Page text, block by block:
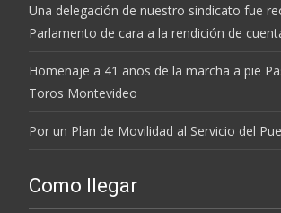
Una delegación de nuestro sindicato fue
Parlamento de cara a la rendición de
Homenaje a 41 años de la marcha a pie
Toros Montevideo
Por un Plan de Movilidad al Servicio del
Como llegar